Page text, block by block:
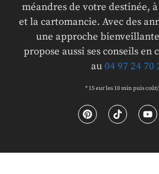
méandres de votre destinée,
et la cartomancie. Avec des
une approche
propose aussi ses conseils
au04 97 24 70
* 15 eur les 10 min puis